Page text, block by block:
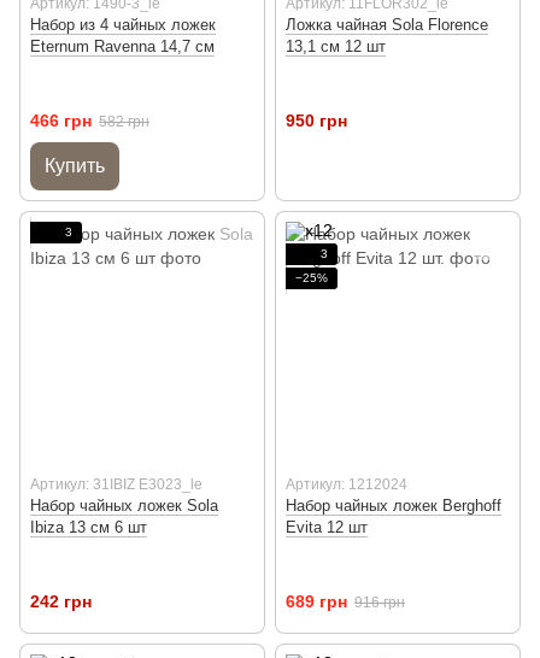
Набор из 4 чайных ложек
Eternum Ravenna 14,7 см
466 грн 582 грн
Купить
Ложка чайная Sola Florence
13,1 см 12 шт
950 грн
3
Артикул: 31IBIZ E3023_le
Набор чайных ложек Sola
Ibiza 13 см 6 шт
242 грн
3
−25%
Артикул: 1212024
Набор чайных ложек Berghoff
Evita 12 шт
689 грн 916 грн